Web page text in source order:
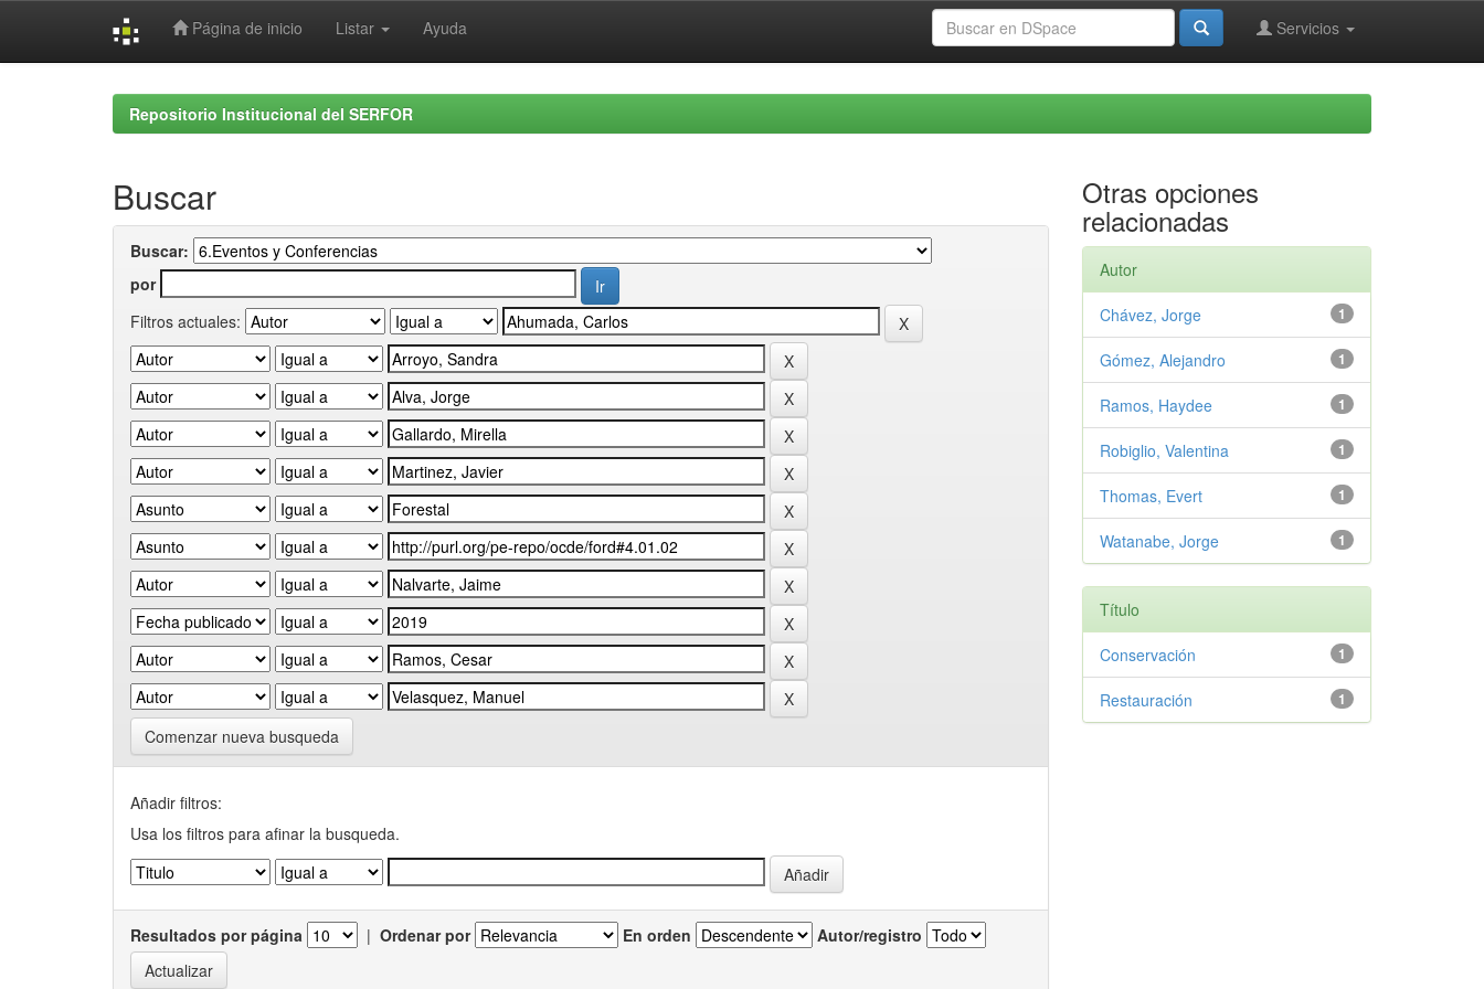
Página de inicio Listar Ayuda Servicios
Repositorio Institucional del SERFOR
Buscar
Buscar:
por
Filtros actuales:
Comenzar nueva busqueda
Añadir filtros:
Usa los filtros para afinar la busqueda.
Resultados por página | Ordenar por En orden Autor/registro
Otras opciones
relacionadas
Autor
1
Chávez, Jorge
1
Gómez, Alejandro
1
Ramos, Haydee
1
Robiglio, Valentina
1
Thomas, Evert
1
Watanabe, Jorge
Título
1
Conservación
1
Restauración